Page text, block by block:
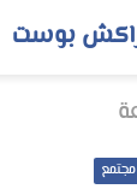
بوست
مجتمع